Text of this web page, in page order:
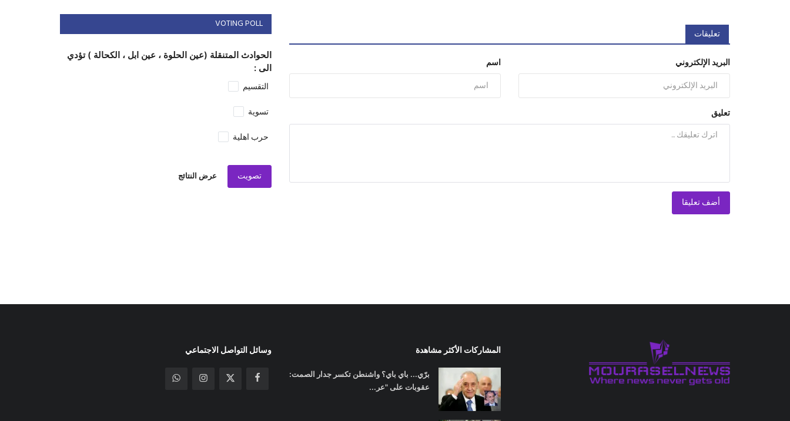
تعليقات
اسم البريد الإلكتروني
تعليق
أضف تعليقا
VOTING POLL
الحوادث المتنقلة (عين الحلوة ، عين ابل ، الكحالة ) تؤدي
الى :
التقسيم
تسوية
حرب اهلية
تصويت عرض النتائج
المشاركات الأكثر مشاهدة
برّي... باي باي؟ واشنطن تكسر جدار الصمت:
عقوبات على "عر...
وسائل التواصل الاجتماعي